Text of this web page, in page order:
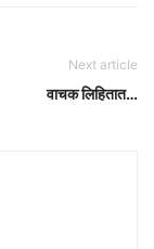
Next article
वाचक लिहितात…